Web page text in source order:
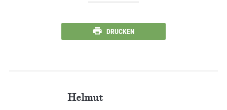
DRUCKEN
Helmut